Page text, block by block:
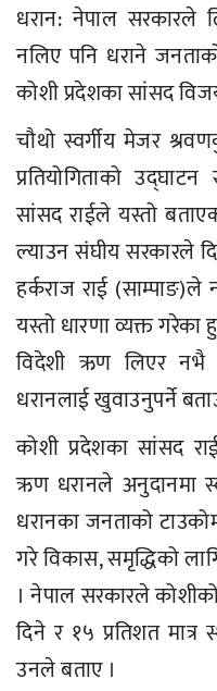
धरान: नेपाल सरकारले
नलिए पनि धराने
कोशी प्रदेशका सांसद
चौथो स्वर्गीय मेजर
प्रतियोगिताको
सांसद राईले यस्तो
ल्याउन संघीय सरकारले
हर्कराज राई (साम्पाङ)ले
यस्तो धारणा व्यक्त
विदेशी ऋण लिएर नभै
धरानलाई खुवाउनुपर्ने
कोशी प्रदेशका सांसद
ऋण धरानले अनुदानमा
धरानका जनताको
गरे विकास, समृद्धिको
। नेपाल सरकारले
दिने र १५ प्रतिशत
उनले बताए ।